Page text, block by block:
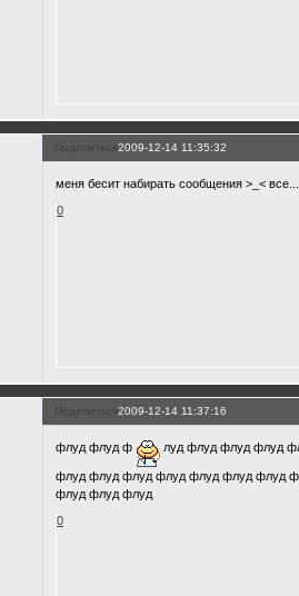
Поделиться2009-12-14 11:35:32
меня бесит набирать сообщения >_<
0
Поделиться2009-12-14 11:37:16
флуд флуд ф луд флуд флуд флуд
флуд флуд флуд флуд флуд флуд флуд
флуд флуд флуд
0